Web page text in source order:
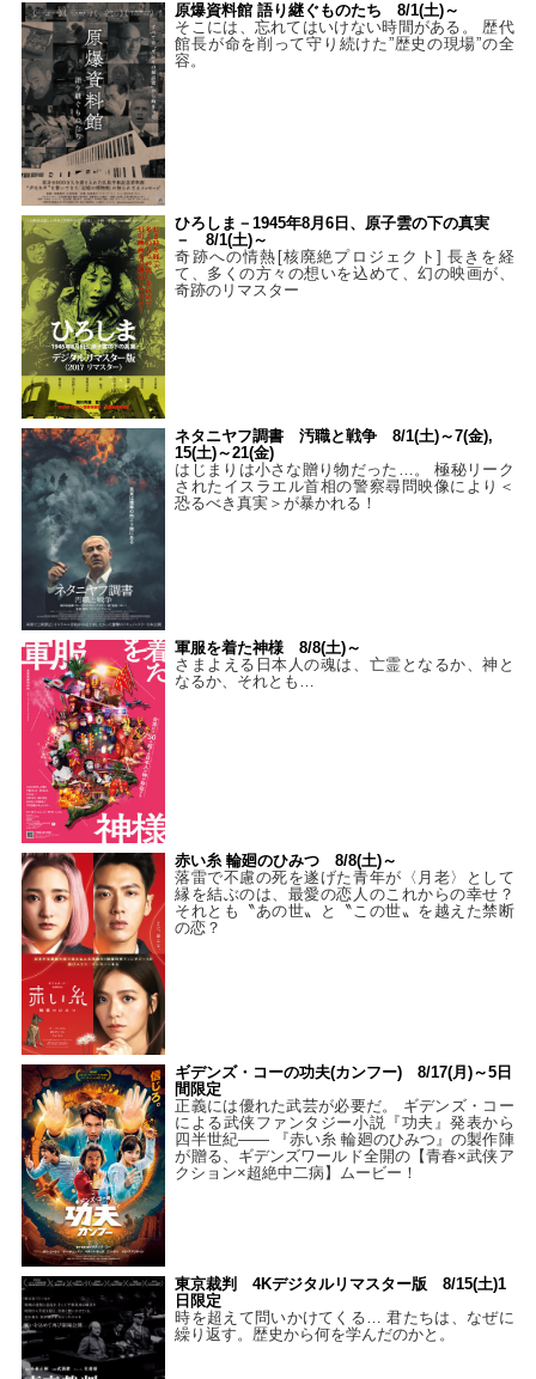
原爆資料館 語り継ぐものたち 8/1(土)～
そこには、忘れてはいけない時間がある。 歴代
館長が命を削って守り続けた”歴史の現場”の全
容。
ひろしま－1945年8月6日、原子雲の下の真実
－ 8/1(土)～
奇跡への情熱[核廃絶プロジェクト] 長きを経
て、多くの方々の想いを込めて、幻の映画が、
奇跡のリマスター
ネタニヤフ調書 汚職と戦争 8/1(土)～7(金),
15(土)～21(金)
はじまりは小さな贈り物だった…。 極秘リーク
されたイスラエル首相の警察尋問映像により＜
恐るべき真実＞が暴かれる！
軍服を着た神様 8/8(土)～
さまよえる日本人の魂は、亡霊となるか、神と
なるか、それとも…
赤い糸 輪廻のひみつ 8/8(土)～
落雷で不慮の死を遂げた青年が〈月老〉として
縁を結ぶのは、最愛の恋人のこれからの幸せ？
それとも〝あの世〟と〝この世〟を越えた禁断
の恋？
ギデンズ・コーの功夫(カンフー) 8/17(月)～5日
間限定
正義には優れた武芸が必要だ。 ギデンズ・コー
による武侠ファンタジー小説『功夫』発表から
四半世紀―― 『赤い糸 輪廻のひみつ』の製作陣
が贈る、ギデンズワールド全開の【青春×武侠ア
クション×超絶中二病】ムービー！
東京裁判 4Kデジタルリマスター版 8/15(土)1
日限定
時を超えて問いかけてくる… 君たちは、なぜに
繰り返す。歴史から何を学んだのかと。